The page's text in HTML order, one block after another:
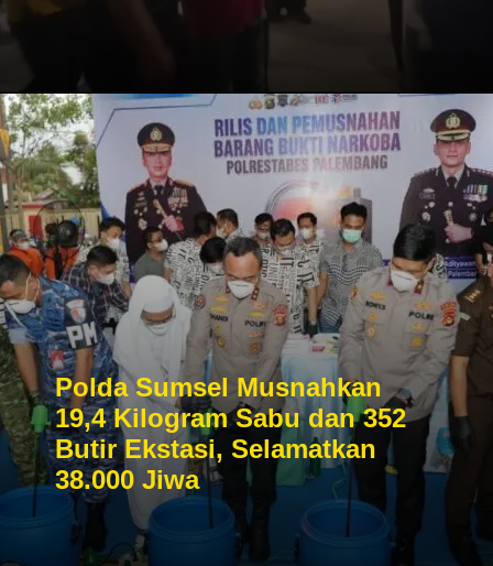
Polda Sumsel Musnahkan
19,4 Kilogram Sabu dan 352
Butir Ekstasi, Selamatkan
38.000 Jiwa